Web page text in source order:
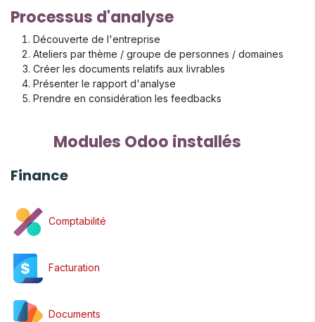
Processus d'analyse
Découverte de l'entreprise
Ateliers par thème / groupe de personnes / domaines
Créer les documents relatifs aux livrables
Présenter le rapport d'analyse
Prendre en considération les feedbacks
Modules Odoo installés
Finance
Comptabilité
Facturation
Documents